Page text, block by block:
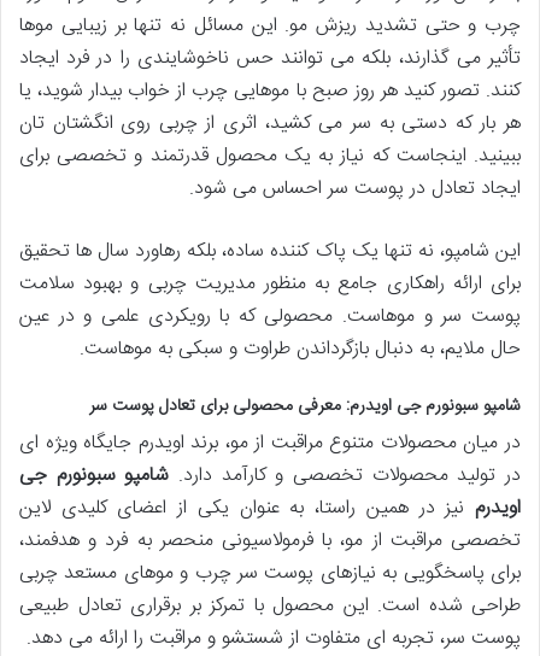
چرب و حتی تشدید ریزش مو. این مسائل نه تنها بر زیبایی موها
تأثیر می گذارند، بلکه می توانند حس ناخوشایندی را در فرد ایجاد
کنند. تصور کنید هر روز صبح با موهایی چرب از خواب بیدار شوید، یا
هر بار که دستی به سر می کشید، اثری از چربی روی انگشتان تان
ببینید. اینجاست که نیاز به یک محصول قدرتمند و تخصصی برای
ایجاد تعادل در پوست سر احساس می شود.
این شامپو، نه تنها یک پاک کننده ساده، بلکه رهاورد سال ها تحقیق
برای ارائه راهکاری جامع به منظور مدیریت چربی و بهبود سلامت
پوست سر و موهاست. محصولی که با رویکردی علمی و در عین
حال ملایم، به دنبال بازگرداندن طراوت و سبکی به موهاست.
شامپو سبونورم جی اویدرم: معرفی محصولی برای تعادل پوست سر
در میان محصولات متنوع مراقبت از مو، برند اویدرم جایگاه ویژه ای
در تولید محصولات تخصصی و کارآمد دارد. شامپو سبونورم جی
اویدرم نیز در همین راستا، به عنوان یکی از اعضای کلیدی لاین
تخصصی مراقبت از مو، با فرمولاسیونی منحصر به فرد و هدفمند،
برای پاسخگویی به نیازهای پوست سر چرب و موهای مستعد چربی
طراحی شده است. این محصول با تمرکز بر برقراری تعادل طبیعی
پوست سر، تجربه ای متفاوت از شستشو و مراقبت را ارائه می دهد.